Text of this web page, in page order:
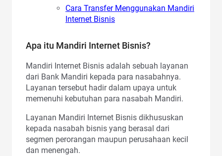
Cara Transfer Menggunakan Mandiri
Internet Bisnis
Apa itu Mandiri Internet Bisnis?
Mandiri Internet Bisnis adalah sebuah layanan
dari Bank Mandiri kepada para nasabahnya.
Layanan tersebut hadir dalam upaya untuk
memenuhi kebutuhan para nasabah Mandiri.
Layanan Mandiri Internet Bisnis dikhususkan
kepada nasabah bisnis yang berasal dari
segmen perorangan maupun perusahaan kecil
dan menengah.